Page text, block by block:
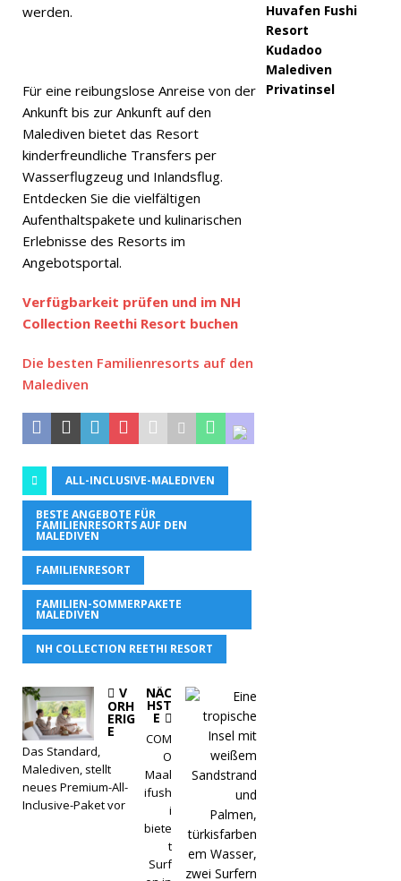
werden.
Für eine reibungslose Anreise von der
Ankunft bis zur Ankunft auf den
Malediven bietet das Resort
kinderfreundliche Transfers per
Wasserflugzeug und Inlandsflug.
Entdecken Sie die vielfältigen
Aufenthaltspakete und kulinarischen
Erlebnisse des Resorts im
Angebotsportal.
Verfügbarkeit prüfen und im NH
Collection Reethi Resort buchen
Die besten Familienresorts auf den
Malediven
ALL-INCLUSIVE-MALEDIVEN
BESTE ANGEBOTE FÜR
FAMILIENRESORTS AUF DEN
MALEDIVEN
FAMILIENRESORT
FAMILIEN-SOMMERPAKETE
MALEDIVEN
NH COLLECTION REETHI RESORT
V
ORH
ERIG
E
Das Standard,
Malediven, stellt
neues Premium-All-
Inclusive-Paket vor
NÄC
HST
E
COM
O
Maal
ifush
i
biete
t
Surf
Huvafen Fushi
Resort
Kudadoo
Malediven
Privatinsel